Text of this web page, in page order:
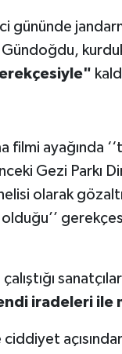
gününde
filmi ayağında
Gezi Parkı
olarak
olduğu’’
iradeleri ile